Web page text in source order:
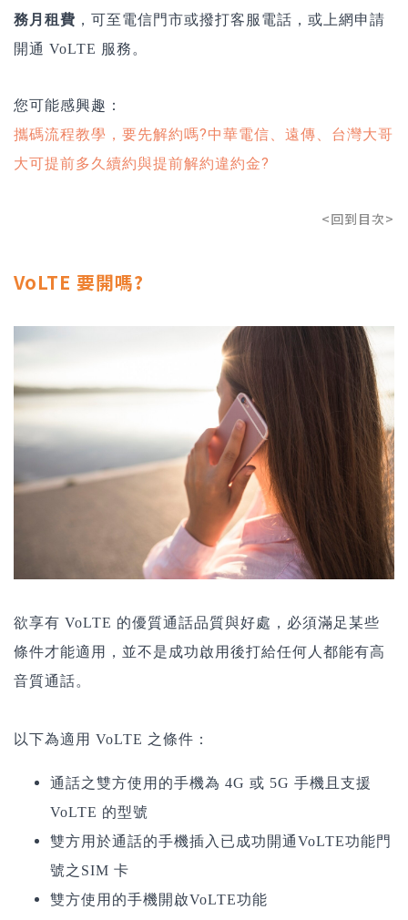
務月租費 ，可至電信門市或撥打客服電話，或上網申請
開通 VoLTE 服務。
您可能感興趣：
攜碼流程教學，要先解約嗎?中華電信、遠傳、台灣大哥
大可提前多久續約與提前解約違約金?
<回到目次>
VoLTE 要開嗎?
欲享有 VoLTE 的優質通話品質與好處，必須滿足某些
條件才能適用，並不是成功啟用後打給任何人都能有高
音質通話。
以下為適用 VoLTE 之條件：
通話之雙方使用的手機為 4G 或 5G 手機且支援
VoLTE 的型號
雙方用於通話的手機插入已成功開通VoLTE功能門
號之SIM 卡
雙方使用的手機開啟VoLTE功能